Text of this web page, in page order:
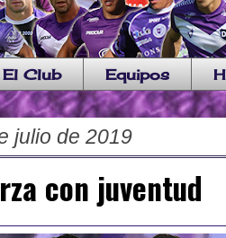
El Club Equipos
julio de 2019
con juventud